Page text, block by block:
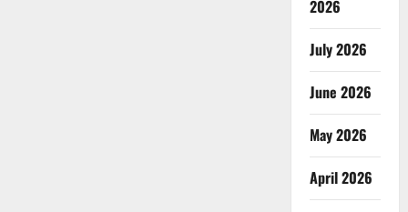
2026
July 2026
June 2026
May 2026
April 2026